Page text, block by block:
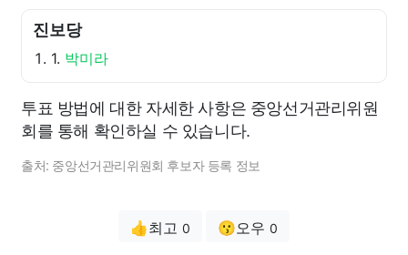
진보당
1. 박미라
투표 방법에 대한 자세한 사항은 중앙선거관리위원
회를 통해 확인하실 수 있습니다.
출처: 중앙선거관리위원회 후보자 등록 정보
👍최고 0 😗오우 0